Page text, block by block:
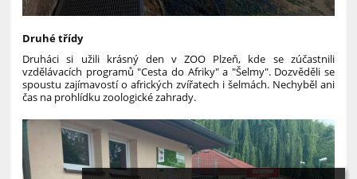
Druhé třídy
Druháci si užili krásný den v ZOO Plzeň, kde se zúčastnili
vzdělávacích programů "Cesta do Afriky" a "Šelmy". Dozvěděli se
spoustu zajímavostí o afrických zvířatech i šelmách. Nechyběl ani
čas na prohlídku zoologické zahrady.